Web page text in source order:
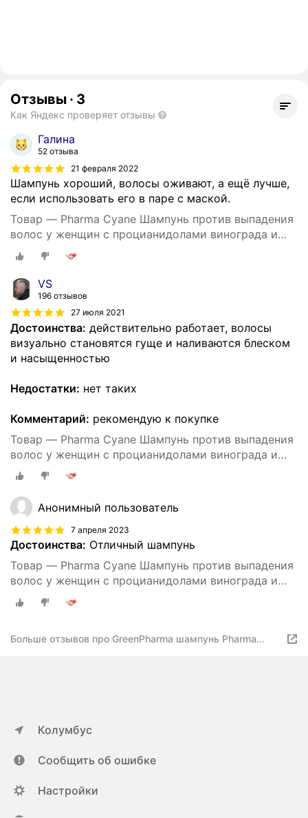
Отзывы · 3
Как Яндекс проверяет отзывы
Галина
52 отзыва
21 февраля 2022
Шампунь хороший, волосы оживают, а ещё лучше,
если использовать его в паре с маской.
Товар — Pharma Cyane Шампунь против выпадения
волос у женщин с процианидолами винограда и
гинкго билоба 500мл
VS
196 отзывов
27 июля 2021
Достоинства: действительно работает, волосы
визуально становятся гуще и наливаются блеском
и насыщенностью
Недостатки: нет таких
Комментарий: рекомендую к покупке
Товар — Pharma Cyane Шампунь против выпадения
волос у женщин с процианидолами винограда и
гинкго билоба 500мл
Анонимный пользователь
7 апреля 2023
Достоинства: Отличный шампунь
Товар — Pharma Cyane Шампунь против выпадения
волос у женщин с процианидолами винограда и
гинкго билоба 500мл
Больше отзывов про GreenPharma шампунь Pharma
Колумбус
Сообщить об ошибке
Настройки